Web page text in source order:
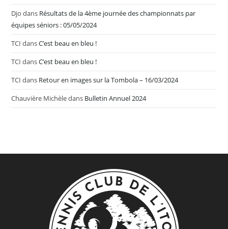
Djo dans Résultats de la 4ème journée des championnats par
équipes séniors : 05/05/2024
TCI dansC’est beau en bleu !
TCI dansC’est beau en bleu !
TCI dans Retour en images sur la Tombola – 16/03/2024
Chauvière Michèledans Bulletin Annuel 2024